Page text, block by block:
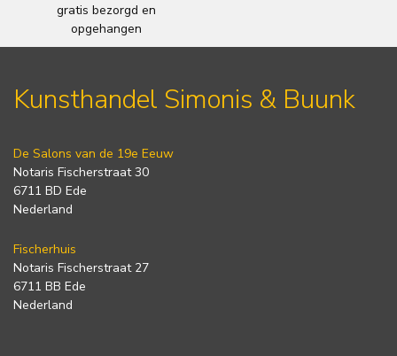
gratis bezorgd en
opgehangen
Kunsthandel Simonis & Buunk
De Salons van de 19e Eeuw
Notaris Fischerstraat 30
6711 BD Ede
Nederland
Fischerhuis
Notaris Fischerstraat 27
6711 BB Ede
Nederland